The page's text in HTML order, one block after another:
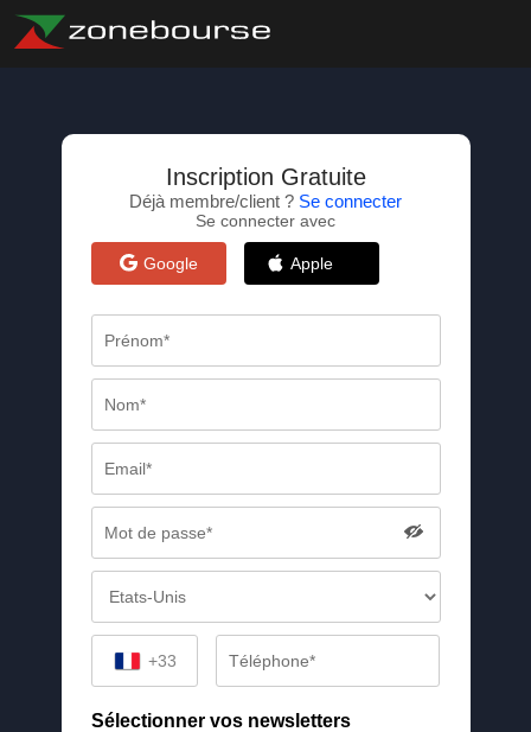
Inscription Gratuite
Déjà membre/client ? Se connecter
Se connecter avec
Google Apple
+33
Sélectionner vos newsletters